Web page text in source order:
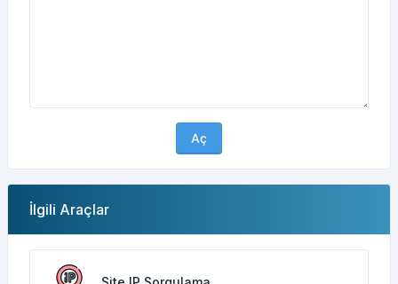
Aç
İlgili Araçlar